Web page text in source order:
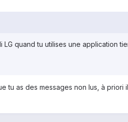
quand tu utilises une application
tu as des messages non lus, à